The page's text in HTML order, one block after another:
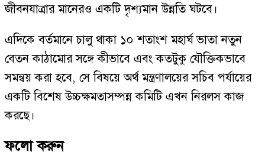
জীবনযাত্রার মানেরও একটি দৃশ্যমান উন্নতি ঘটবে।
এদিকে বর্তমানে চালু থাকা ১০ শতাংশ মহার্ঘ ভাতা নতুন
বেতন কাঠামোর সঙ্গে কীভাবে এবং কতটুকু যৌক্তিকভাবে
সমন্বয় করা হবে, সে বিষয়ে অর্থ মন্ত্রণালয়ের সচিব পর্যায়ের
একটি বিশেষ উচ্চক্ষমতাসম্পন্ন কমিটি এখন নিরলস কাজ
করছে।
ফলো করুন